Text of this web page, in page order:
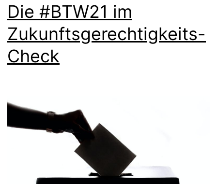
Die #BTW21 im
Zukunftsgerechtigkeits-
Check